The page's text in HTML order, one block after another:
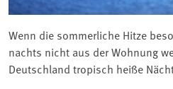
Wenn die sommerliche Hitze
nachts nicht aus der Wohnung
Deutschland tropisch heiße